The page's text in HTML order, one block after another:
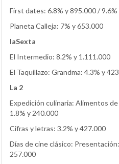
First dates: 6.8% y 895.000 /
Planeta Calleja: 7% y 653.000
laSexta
El Intermedio: 8.2% y 1.111.000
El Taquillazo: Grandma: 4.3% y
La 2
Expedición culinaria: Alimentos
1.8% y 240.000
Cifras y letras: 3.2% y 427.000
Días de cine clásico:
257.000